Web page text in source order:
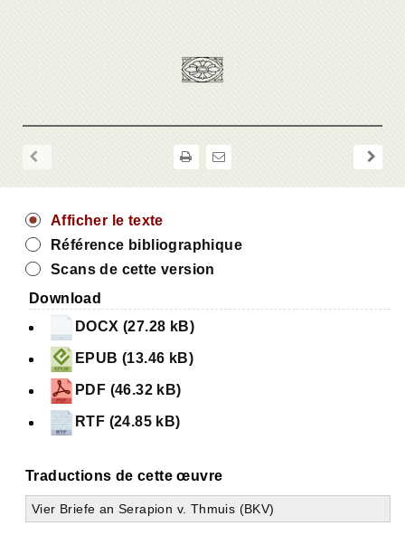
Afficher le texte
Référence bibliographique
Scans de cette version
Download
DOCX (27.28 kB)
EPUB (13.46 kB)
PDF (46.32 kB)
RTF (24.85 kB)
Traductions de cette œuvre
Vier Briefe an Serapion v. Thmuis (BKV)